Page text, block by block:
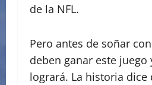
de la NFL.
Pero antes de soñar
deben ganar este
logrará. La historia dice